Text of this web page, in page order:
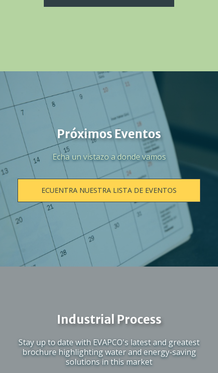
Próximos Eventos
Echa un vistazo a donde vamos
ECUENTRA NUESTRA LISTA DE EVENTOS
Industrial Process
Stay up to date with EVAPCO's latest and greatest
brochure highlighting water and energy-saving
solutions in this market